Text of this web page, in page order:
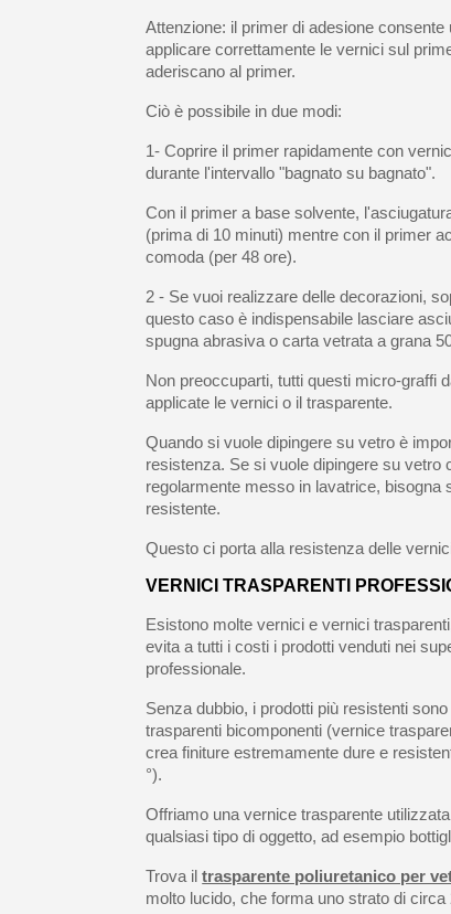
Attenzione: il primer di adesione
applicare correttamente le vernici sul
aderiscano al primer.
Ciò è possibile in due modi:
1- Coprire il primer rapidamente con
durante l'intervallo "bagnato su bagnato".
Con il primer a base solvente,
(prima di 10 minuti) mentre con il primer
comoda (per 48 ore).
2 - Se vuoi realizzare delle decorazioni,
questo caso è indispensabile lasciare
spugna abrasiva o carta vetrata a grana
Non preoccuparti, tutti questi micro-graffi
applicate le vernici o il trasparente.
Quando si vuole dipingere su vetro è
resistenza. Se si vuole dipingere su vetro
regolarmente messo in lavatrice, bisogna
resistente.
Questo ci porta alla resistenza delle
VERNICI TRASPARENTI
Esistono molte vernici e vernici
evita a tutti i costi i prodotti venduti nei
professionale.
Senza dubbio, i prodotti più resistenti
trasparenti bicomponenti (vernice
crea finiture estremamente dure e
°).
Offriamo una vernice trasparente
qualsiasi tipo di oggetto, ad esempio
Trova iltrasparente poliuretanico per
molto lucido, che forma uno strato di